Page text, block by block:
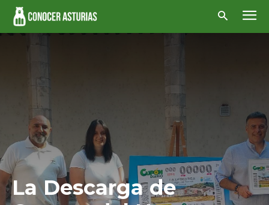
La Descarga de